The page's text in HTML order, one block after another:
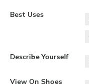
Best Uses
Describe Yourself
View On Shoes